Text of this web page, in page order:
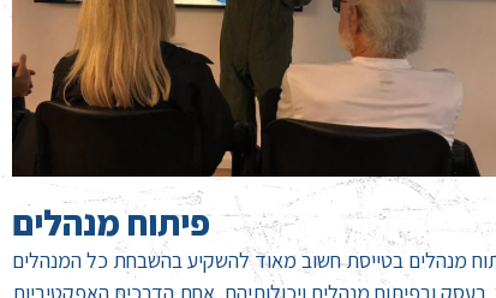
פיתוח מנהלים
מנהלים בטייסת חשוב מאוד להשקיע בהשבחת כל המנהלים